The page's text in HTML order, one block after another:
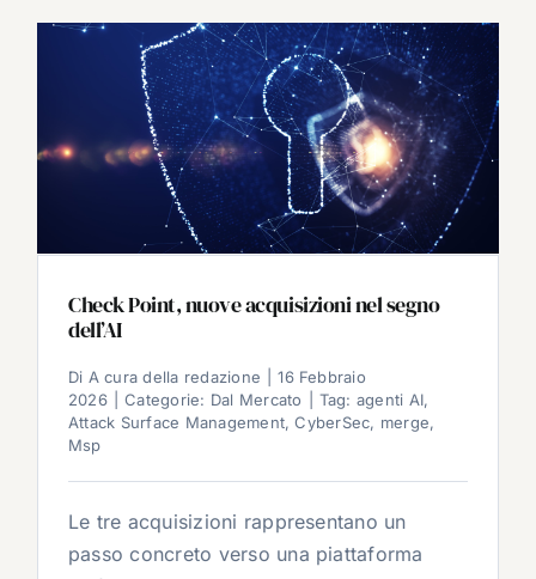
Check Point, nuove acquisizioni nel segno
dell’AI
Di A cura della redazione
16 Febbraio
2026
Categorie: Dal Mercato Tag: agenti AI,
Attack Surface Management,CyberSec, merge,
Msp
Le tre acquisizioni rappresentano un
passo concreto verso una piattaforma